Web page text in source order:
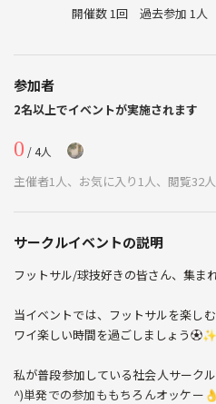
開催数 1回 過去参加 1人
参加者
2名以上でイベントが実施されます
0 / 4人
主催者1人、お気に入り1人、閲覧32人
サークルイベントの説明
フットサル/球技好きの皆さん、集ま
当イベントでは、フットサルを楽し
ワイ楽しい時間を過ごしましょう⚽️✨
私が普段参加している社会人サーク
^)単発での参加ももちろんオッケー